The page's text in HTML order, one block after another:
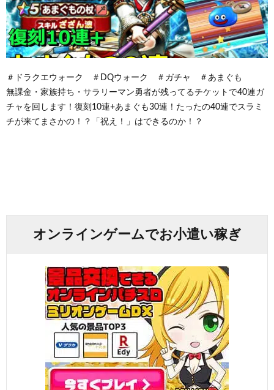
＃ドラクエウォーク ＃DQウォーク ＃ガチャ ＃あまぐも
無課金・家族持ち・サラリーマン勇者が残ってるチケットで40連ガ
チャを回します！復刻10連+あまぐも30連！たったの40連でスラミ
チが来てまさかの！？「祝え！」はできるのか！？
オンラインゲームでお小遣い稼ぎ